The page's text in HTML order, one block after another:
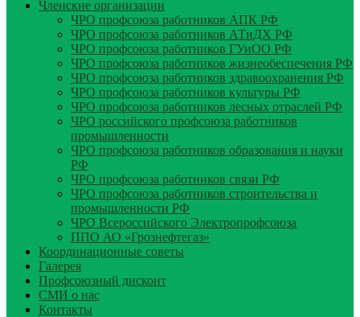
Членские организации
ЧРО профсоюза работников АПК РФ
ЧРО профсоюза работников АТиДХ РФ
ЧРО профсоюза работников ГУиОО РФ
ЧРО профсоюза работников жизнеобеспечения РФ
ЧРО профсоюза работников здравоохранения РФ
ЧРО профсоюза работников культуры РФ
ЧРО профсоюза работников лесных отраслей РФ
ЧРО российского профсоюза работников
промышленности
ЧРО профсоюза работников образования и науки
РФ
ЧРО профсоюза работников связи РФ
ЧРО профсоюза работников строительства и
промышленности РФ
ЧРО Всероссийского Электропрофсоюза
ППО АО «Грознефтегаз»
Координационные советы
Галерея
Профсоюзный дисконт
СМИ о нас
Контакты